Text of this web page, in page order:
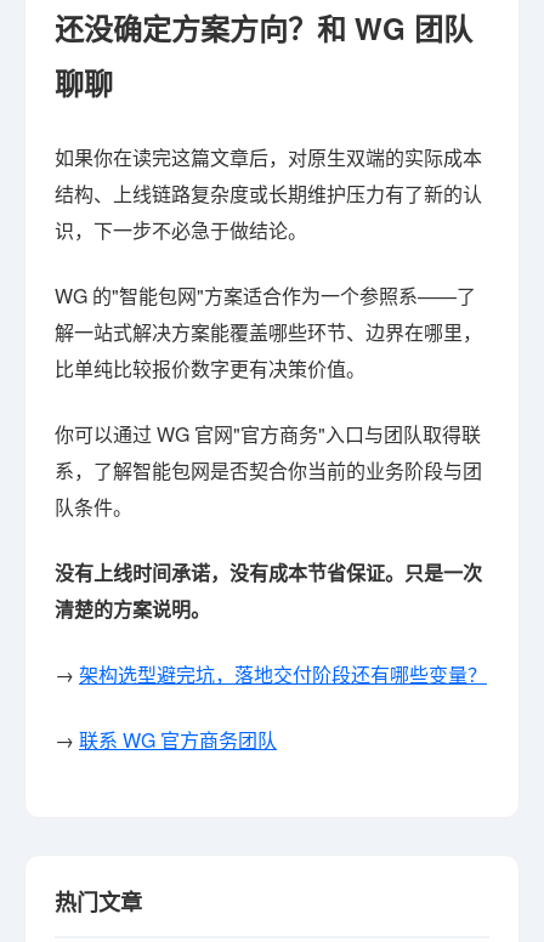
还没确定方案方向？和 WG 团队
聊聊
如果你在读完这篇文章后，对原生双端的实际成本
结构、上线链路复杂度或长期维护压力有了新的认
识，下一步不必急于做结论。
WG 的"智能包网"方案适合作为一个参照系——了
解一站式解决方案能覆盖哪些环节、边界在哪里，
比单纯比较报价数字更有决策价值。
你可以通过 WG 官网"官方商务"入口与团队取得联
系，了解智能包网是否契合你当前的业务阶段与团
队条件。
没有上线时间承诺，没有成本节省保证。只是一次
清楚的方案说明。
→ 架构选型避完坑，落地交付阶段还有哪些变量？
→ 联系 WG 官方商务团队
热门文章